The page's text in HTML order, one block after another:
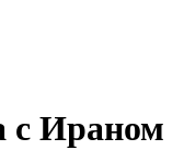
с Ираном